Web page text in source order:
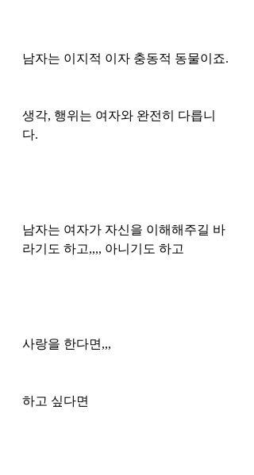
남자는 이지적 이자 충동적 동물이죠.
생각, 행위는 여자와 완전히 다릅니
다.
남자는 여자가 자신을 이해해주길 바
라기도 하고,,,, 아니기도 하고
사랑을 한다면,,,
하고 싶다면